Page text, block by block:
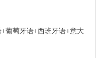
葡萄牙语+西班牙语+意大